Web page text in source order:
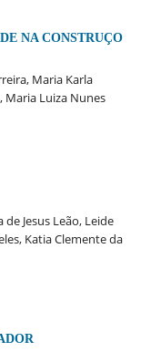
NA CONSTRUÇO
Maria Karla
Maria Luiza Nunes
Jesus Leão, Leide
Katia Clemente da